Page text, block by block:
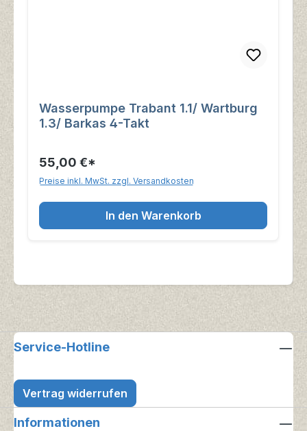
Wasserpumpe Trabant 1.1/ Wartburg
1.3/ Barkas 4-Takt
55,00 €*
Preise inkl. MwSt. zzgl. Versandkosten
In den Warenkorb
Service-Hotline
Vertrag widerrufen
Informationen